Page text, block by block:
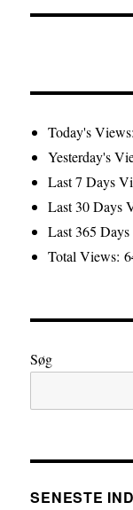
Today's
Yesterday's
Last 7 Days
Last 30 Days
Last 365
Total Views:
Søg
SENESTE